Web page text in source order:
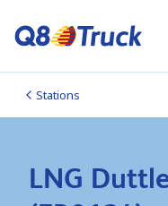
Stations
LNG